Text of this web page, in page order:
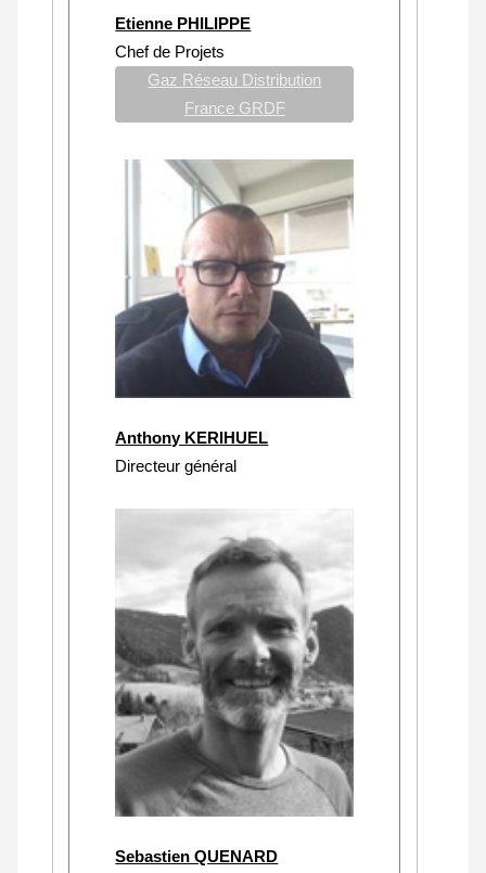
Etienne PHILIPPE
Chef de Projets
Gaz Réseau Distribution
France GRDF
Anthony KERIHUEL
Directeur général
Sebastien QUENARD